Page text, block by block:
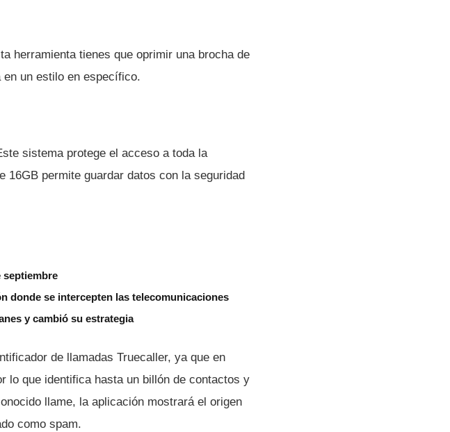
herramienta tienes que oprimir una brocha de
un estilo en especí­fico.
sistema protege el acceso a toda la
16GB permite guardar datos con la seguridad
septiembre
donde se intercepten las telecomunicaciones
y cambió su estrategia
de llamadas Truecaller, ya que en
lo que identifica hasta un billón de contactos y
llame, la aplicación mostrará el origen
como spam.